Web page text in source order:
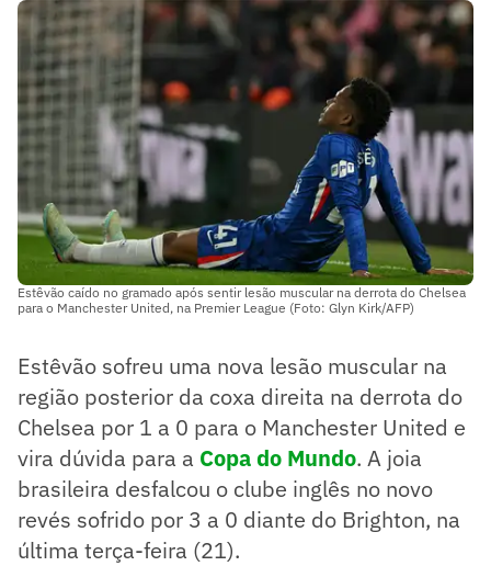
Estêvão caído no gramado após sentir lesão muscular na derrota do Chelsea
para o Manchester United, na Premier League (Foto: Glyn Kirk/AFP)
Estêvão sofreu uma nova lesão muscular na
região posterior da coxa direita na derrota do
Chelsea por 1 a 0 para o Manchester United e
vira dúvida para a Copa do Mundo. A joia
brasileira desfalcou o clube inglês no novo
revés sofrido por 3 a 0 diante do Brighton, na
última terça-feira (21).